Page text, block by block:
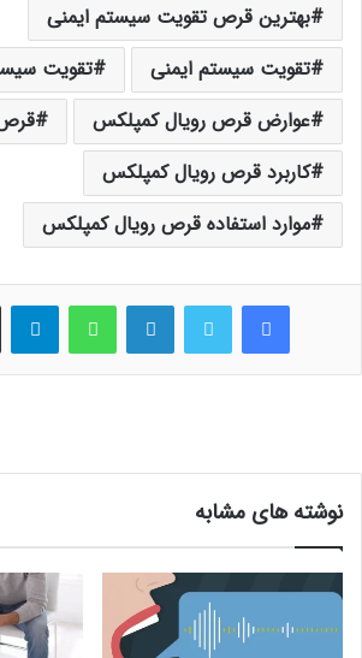
بهترین قرص تقویت سیستم ایمنی
تقویت سیستم ایمنی
تقویت
عوارض قرص رویال کمپلکس
کاربرد قرص رویال کمپلکس
موارد استفاده قرص رویال کمپلکس
فیس بوک لینکدین واتس آپ
نوشته های مشابه